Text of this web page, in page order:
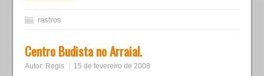
rastros
Centro Budista no Arraial.
Autor: Regis 15 de fevereiro de 2008